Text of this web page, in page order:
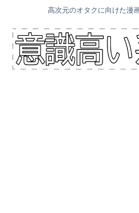
高次元のオタクに向けた漫